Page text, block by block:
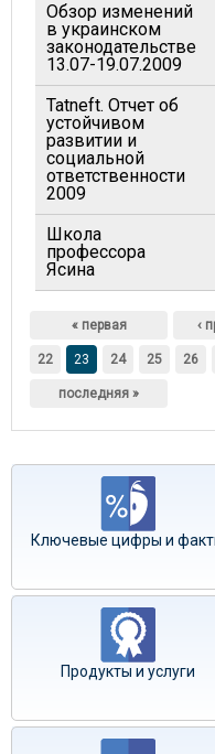
Обзор изменений
в украинском
законодательстве
13.07-19.07.2009
Tatneft. Отчет об
устойчивом
развитии и
социальной
ответственности
2009
Школа
профессора
Ясина
« первая ‹
22 23 24 25 26
последняя »
Ключевые цифры и
Продукты и услуги